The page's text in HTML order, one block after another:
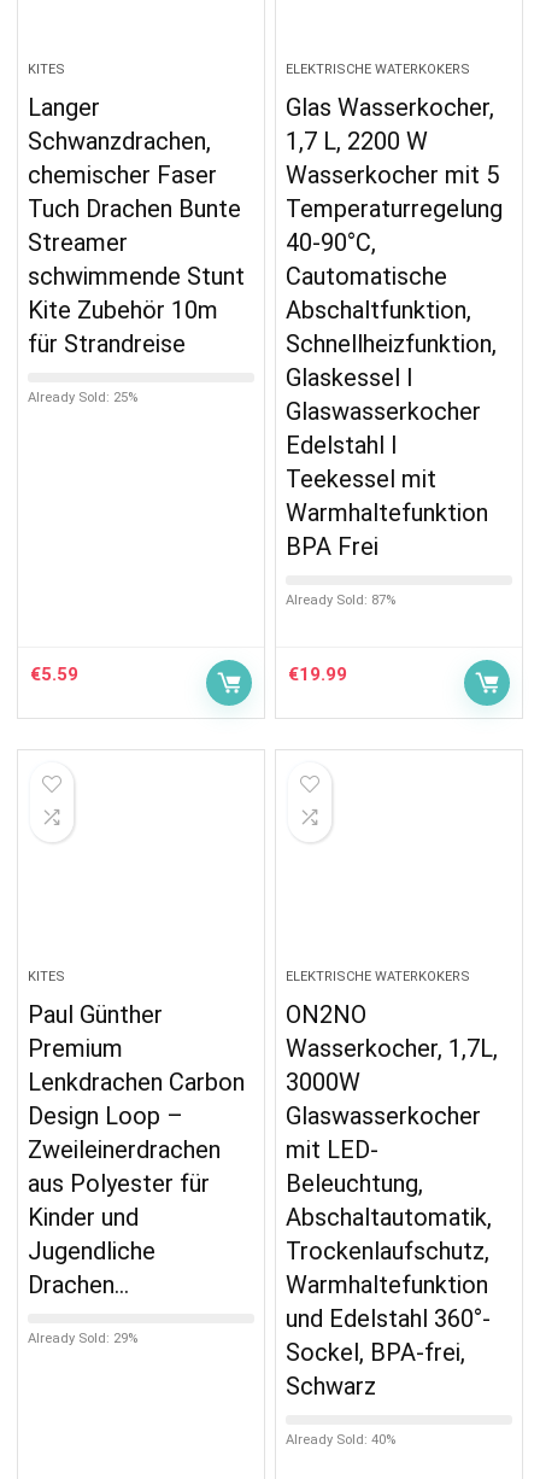
KITES
Langer
Schwanzdrachen,
chemischer Faser
Tuch Drachen Bunte
Streamer
schwimmende Stunt
Kite Zubehör 10m
für Strandreise
Already Sold: 25%
€5.59
ELEKTRISCHE WATERKOKERS
Glas Wasserkocher,
1,7 L, 2200 W
Wasserkocher mit 5
Temperaturregelung
40-90°C,
Cautomatische
Abschaltfunktion,
Schnellheizfunktion,
Glaskessel I
Glaswasserkocher
Edelstahl I
Teekessel mit
Warmhaltefunktion
BPA Frei
Already Sold: 87%
€19.99
KITES
Paul Günther
Premium
Lenkdrachen Carbon
Design Loop –
Zweileinerdrachen
aus Polyester für
Kinder und
Jugendliche
Drachen…
Already Sold: 29%
ELEKTRISCHE WATERKOKERS
ON2NO
Wasserkocher, 1,7L,
3000W
Glaswasserkocher
mit LED-
Beleuchtung,
Abschaltautomatik,
Trockenlaufschutz,
Warmhaltefunktion
und Edelstahl 360°-
Sockel, BPA-frei,
Schwarz
Already Sold: 40%